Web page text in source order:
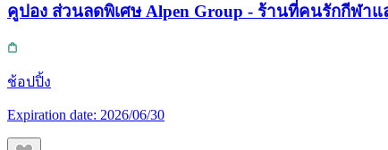
คูปอง ส่วนลดพิเศษ Alpen Group - ร้านที่คนรักกีฬา
ช้อปปิ้ง
Expiration date: 2026/06/30